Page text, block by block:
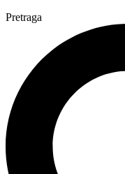
Pretraga